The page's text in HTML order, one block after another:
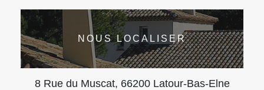
NOUS LOCALISER
8 Rue du Muscat, 66200 Latour-Bas-Elne